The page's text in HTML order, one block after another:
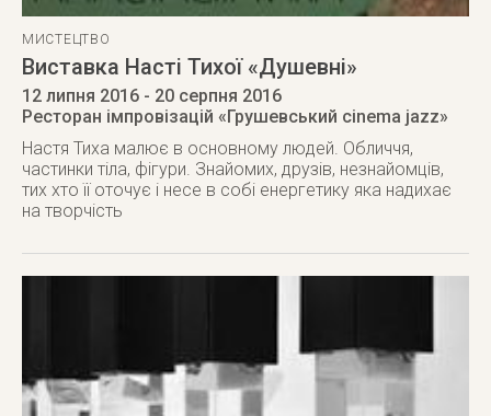
МИСТЕЦТВО
Виставка Насті Тихої «Душевні»
12 липня 2016 - 20 серпня 2016
Ресторан імпровізацій «Грушевський cinema jazz»
Настя Тиха малює в основному людей. Обличчя,
частинки тіла, фігури. Знайомих, друзів, незнайомців,
тих хто її оточує і несе в собі енергетику яка надихає
на творчість